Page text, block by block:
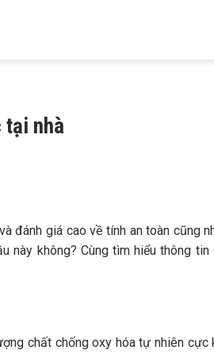
tại nhà
đánh giá cao về tính an toàn cũng
này không? Cùng tìm hiểu thông tin
chất chống oxy hóa tự nhiên cực